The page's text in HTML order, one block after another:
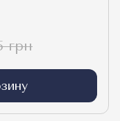
грн